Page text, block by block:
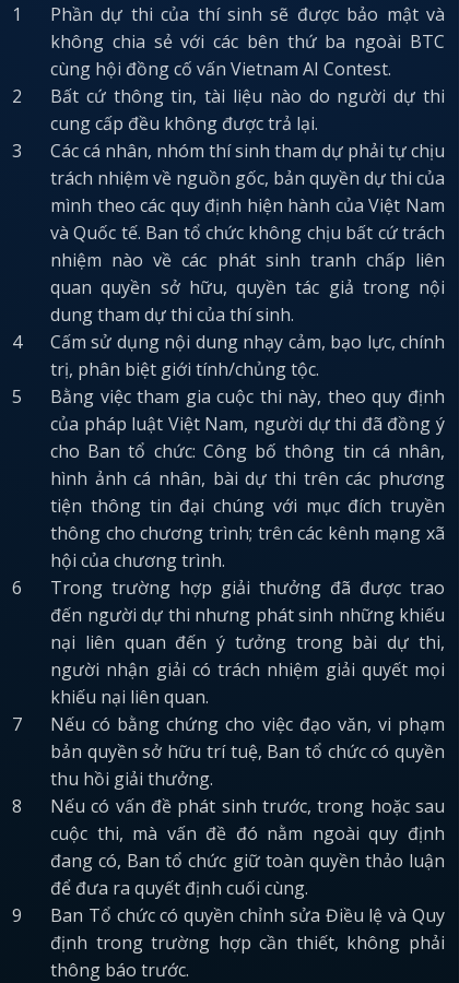
Phần dự thi của thí sinh sẽ được bảo mật và
không chia sẻ với các bên thứ ba ngoài BTC
cùng hội đồng cố vấn Vietnam AI Contest.
Bất cứ thông tin, tài liệu nào do người dự thi
cung cấp đều không được trả lại.
Các cá nhân, nhóm thí sinh tham dự phải tự chịu
trách nhiệm về nguồn gốc, bản quyền dự thi của
mình theo các quy định hiện hành của Việt Nam
và Quốc tế. Ban tổ chức không chịu bất cứ trách
nhiệm nào về các phát sinh tranh chấp liên
quan quyền sở hữu, quyền tác giả trong nội
dung tham dự thi của thí sinh.
Cấm sử dụng nội dung nhạy cảm, bạo lực, chính
trị, phân biệt giới tính/chủng tộc.
Bằng việc tham gia cuộc thi này, theo quy định
của pháp luật Việt Nam, người dự thi đã đồng ý
cho Ban tổ chức: Công bố thông tin cá nhân,
hình ảnh cá nhân, bài dự thi trên các phương
tiện thông tin đại chúng với mục đích truyền
thông cho chương trình; trên các kênh mạng xã
hội của chương trình.
Trong trường hợp giải thưởng đã được trao
đến người dự thi nhưng phát sinh những khiếu
nại liên quan đến ý tưởng trong bài dự thi,
người nhận giải có trách nhiệm giải quyết mọi
khiếu nại liên quan.
Nếu có bằng chứng cho việc đạo văn, vi phạm
bản quyền sở hữu trí tuệ, Ban tổ chức có quyền
thu hồi giải thưởng.
Nếu có vấn đề phát sinh trước, trong hoặc sau
cuộc thi, mà vấn đề đó nằm ngoài quy định
đang có, Ban tổ chức giữ toàn quyền thảo luận
để đưa ra quyết định cuối cùng.
Ban Tổ chức có quyền chỉnh sửa Điều lệ và Quy
định trong trường hợp cần thiết, không phải
thông báo trước.